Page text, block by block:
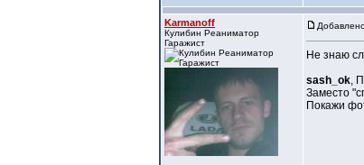
Karmanoff
Кулибин Реаниматор
Гаражист
Не знаю
sash_ok,
Заместо
Покажи